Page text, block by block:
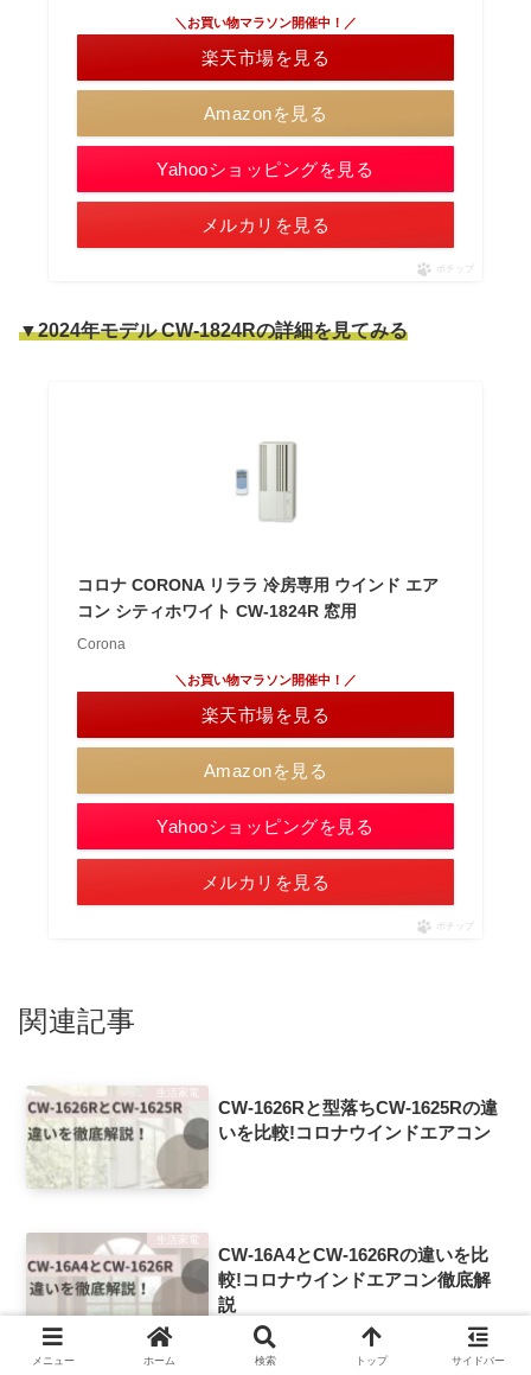
Amazonを見る
＼お買い物マラソン開催中！／
楽天市場を見る
Yahooショッピングを見る
メルカリを見る
ポチップ
▼2024年モデル CW-1824Rの詳細を見てみる
コロナ CORONA リララ 冷房専用 ウインド エア
コン シティホワイト CW-1824R 窓用
Corona
Amazonを見る
＼お買い物マラソン開催中！／
楽天市場を見る
Yahooショッピングを見る
メルカリを見る
ポチップ
関連記事
生活家電
CW-1626Rと型落ちCW-1625Rの違
いを比較!コロナウインドエアコン
生活家電
CW-16A4とCW-1626Rの違いを比
較!コロナウインドエアコン徹底解
説
メニュー ホーム 検索 トップ サイドバー